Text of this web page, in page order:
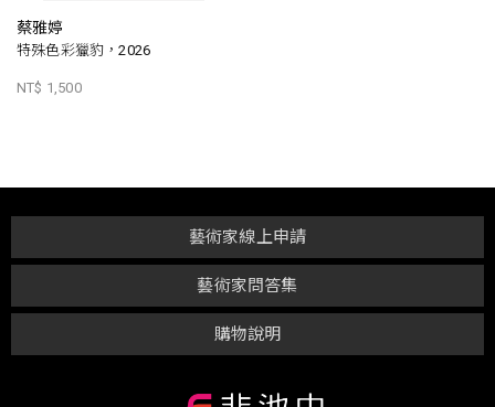
蔡雅婷
特殊色彩獵豹，2026
NT$ 1,500
購物說明
藝術家問答集
藝術家線上申請